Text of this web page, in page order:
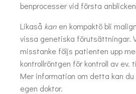
benprocesser vid första
Likaså kan en kompaktö bli
vissa genetiska förutsättningar.
misstanke följs patienten upp
kontrollröntgen för kontroll av ev.
Mer information om detta kan
egen doktor.